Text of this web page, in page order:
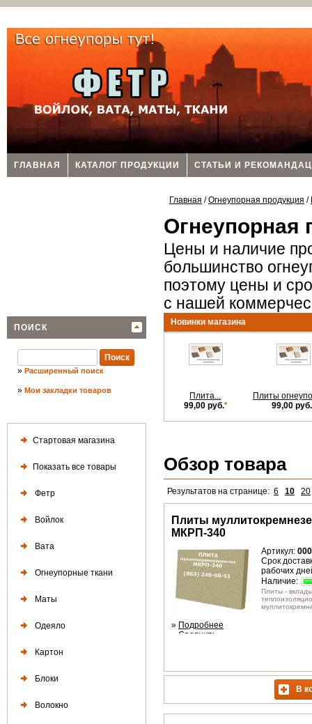
ГЛАВНАЯ КАТАЛОГ ПРОДУКЦИИ СТАТЬИ И
ПОИСК
» Расширенный поиск
» Мои закладки товаров
Стартовая магазина
Показать все товары
Фетр
Войлок
Вата
Огнеупорные ткани
Маты
Одеяло
Картон
Блоки
Волокно
Главная /Огнеупорная продукция /
Огнеупорная
Цены и наличие
большинство
поэтому цены и
с нашей
Новинки магазина
Плита...
99,00 руб.*
Плиты
99,00 руб.
Обзор товара
Результатов на странице: 6 10 20
Плиты
МКРП-340
Артикул:
Срок
рабочих
Наличие:
Плиты -
» Подробнее
Сравнить
В